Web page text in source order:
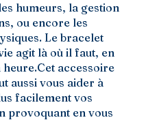
humeurs, la gestion
ou encore les
Le bracelet
agit là où il faut, en
heure.Cet accessoire
aussi vous aider à
facilement vos
provoquant en vous